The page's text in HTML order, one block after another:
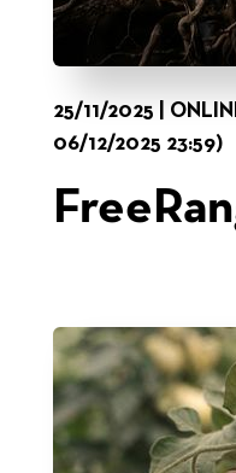
25/11/2025 |
06/12/2025 23:59)